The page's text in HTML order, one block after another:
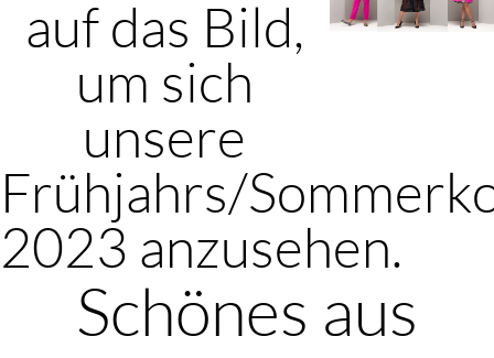
auf das Bild,
um sich
unsere
Frühjahrs/
2023 anzusehen.
Schönes aus